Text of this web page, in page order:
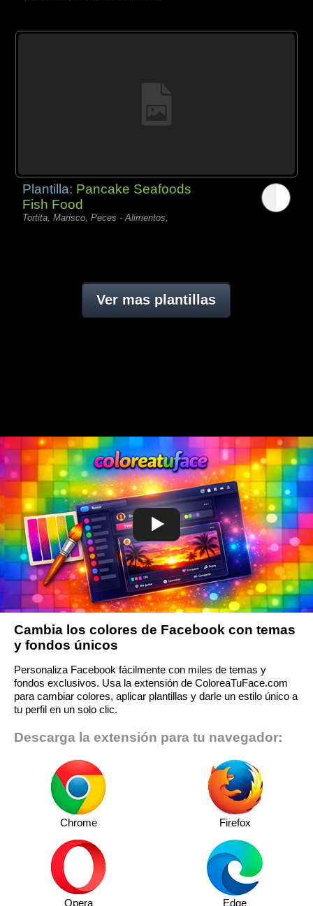
Plantilla: Pancake Seafoods
Fish Food
Tortita, Marisco, Peces - Alimentos,
Ver mas plantillas
Cambia los colores de Facebook con temas
y fondos únicos
Personaliza Facebook fácilmente con miles de temas y
fondos exclusivos. Usa la extensión de ColoreaTuFace.com
para cambiar colores, aplicar plantillas y darle un estilo único a
tu perfil en un solo clic.
Descarga la extensión para tu navegador:
Chrome Firefox
Opera Edge